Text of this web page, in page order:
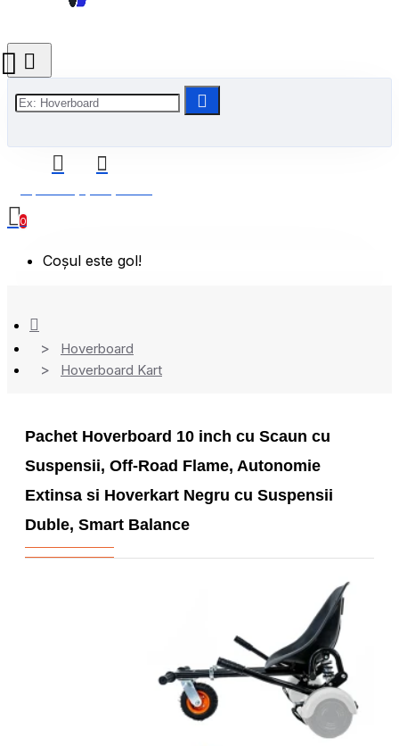
0
Coșul este gol!
Hoverboard
Hoverboard Kart
Pachet Hoverboard 10 inch cu Scaun cu
Suspensii, Off-Road Flame, Autonomie
Extinsa si Hoverkart Negru cu Suspensii
Duble, Smart Balance